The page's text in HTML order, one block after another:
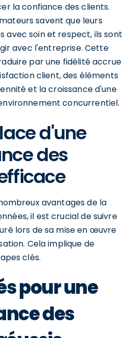
la confiance des clients.
savent que leurs
avec soin et respect, ils sont
avec l'entreprise. Cette
par une fidélité accrue
client, des éléments
et la croissance d'une
concurrentiel.
d'une
des
avantages de la
il est crucial de suivre
lors de sa mise en œuvre
Cela implique de
clés.
pour une
des